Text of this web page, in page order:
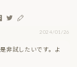
2024/01/26
非試したいです。よ